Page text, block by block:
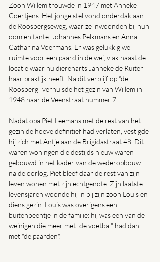
Zoon Willem trouwde in 1947 met Anneke
Coertjens. Het jonge stel vond onderdak aan
de Roosbergseweg, waar ze inwoonden bij hun
oom en tante: Johannes Pelkmans en Anna
Catharina Voermans. Er was gelukkig wel
ruimte voor een paard in de wei, vlak naast de
locatie waar nu dierenarts Janneke de Ruiter
haar praktijk heeft. Na dit verblijf op “de
Roosberg” verhuisde het gezin van Willem in
1948 naar de Veenstraat nummer 7.
Nadat opa Piet Leemans met de rest van het
gezin de hoeve definitief had verlaten, vestigde
hij zich met Antje aan de Brigidastraat 48. Dit
waren woningen die destijds nieuw waren
gebouwd in het kader van de wederopbouw
na de oorlog. Piet bleef daar de rest van zijn
leven wonen met zijn echtgenote. Zijn laatste
levensjaren woonde hij in bij zijn zoon Louis en
diens gezin. Louis was overigens een
buitenbeentje in de familie: hij was een van de
weinigen die meer met "de voetbal" had dan
met "de paarden".